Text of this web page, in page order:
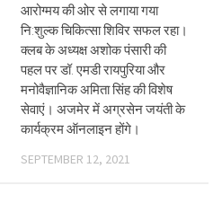
आरोग्मय की ओर से लगाया गया
नि:शुल्क चिकित्सा शिविर सफल रहा।
क्लब के अध्यक्ष अशोक पंसारी की
पहल पर डॉ. एमडी रायपुरिया और
मनोवैज्ञानिक अमिता सिंह की विशेष
सेवाएं। अजमेर में अग्रसेन जयंती के
कार्यक्रम ऑनलाइन होंगे।
SEPTEMBER 12, 2021